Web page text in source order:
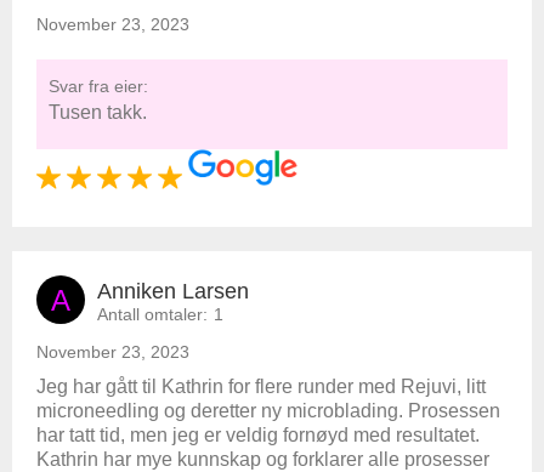
November 23, 2023
Svar fra eier:
Tusen takk.
A Anniken Larsen
Antall omtaler: 1
November 23, 2023
Jeg har gått til Kathrin for flere runder med Rejuvi, litt
microneedling og deretter ny microblading. Prosessen
har tatt tid, men jeg er veldig fornøyd med resultatet.
Kathrin har mye kunnskap og forklarer alle prosesser